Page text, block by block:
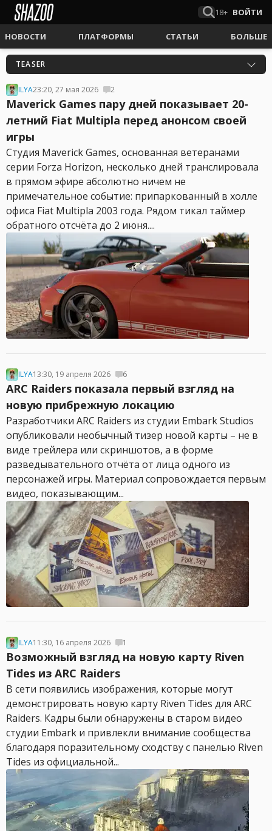
18+ ВОЙТИ
НОВОСТИ ПЛАТФОРМЫ СТАТЬИ БОЛЬШЕ
TEASER
ILYA23:20, 27 мая 2026 2
Maverick Games пару дней показывает 20-
летний Fiat Multipla перед анонсом своей
игры
Студия Maverick Games, основанная ветеранами
серии Forza Horizon, несколько дней транслировала
в прямом эфире абсолютно ничем не
примечательное событие: припаркованный в холле
офиса Fiat Multipla 2003 года. Рядом тикал таймер
обратного отсчёта до 2 июня....
ILYA13:30, 19 апреля 2026 6
ARC Raiders показала первый взгляд на
новую прибрежную локацию
Разработчики ARC Raiders из студии Embark Studios
опубликовали необычный тизер новой карты – не в
виде трейлера или скриншотов, а в форме
разведывательного отчёта от лица одного из
персонажей игры. Материал сопровождается первым
видео, показывающим...
ILYA11:30, 16 апреля 2026 1
Возможный взгляд на новую карту Riven
Tides из ARC Raiders
В сети появились изображения, которые могут
демонстрировать новую карту Riven Tides для ARC
Raiders. Кадры были обнаружены в старом видео
студии Embark и привлекли внимание сообщества
благодаря поразительному сходству с панелью Riven
Tides из официальной...